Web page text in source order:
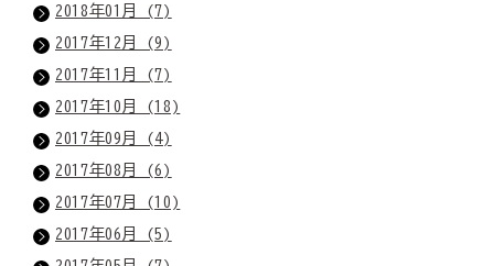
2018年01月 (7)
2017年12月 (9)
2017年11月 (7)
2017年10月 (18)
2017年09月 (4)
2017年08月 (6)
2017年07月 (10)
2017年06月 (5)